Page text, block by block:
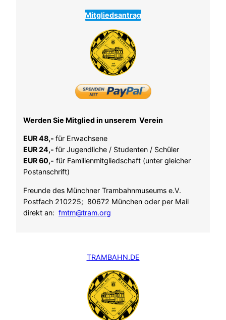
Mitgliedsantrag
Werden Sie Mitglied in unserem Verein
EUR 48,- für Erwachsene
EUR 24,- für Jugendliche / Studenten / Schüler
EUR 60,- für Familienmitgliedschaft (unter gleicher
Postanschrift)
Freunde des Münchner Trambahnmuseums e.V.
Postfach 210225; 80672 München oder per Mail
direkt an: fmtm@tram.org
TRAMBAHN.DE